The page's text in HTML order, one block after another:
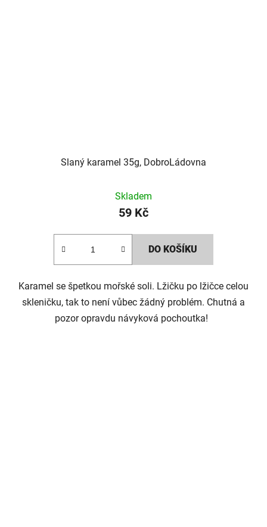
Slaný karamel 35g, DobroLádovna
Skladem
59 Kč
DO KOŠÍKU
Karamel se špetkou mořské soli. Lžičku po lžičce celou
skleničku, tak to není vůbec žádný problém. Chutná a
pozor opravdu návyková pochoutka!